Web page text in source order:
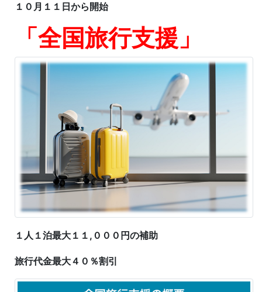
１０月１１日から開始
「全国旅行支援」
１人１泊最大１１,０００円の補助
旅行代金最大４０％割引